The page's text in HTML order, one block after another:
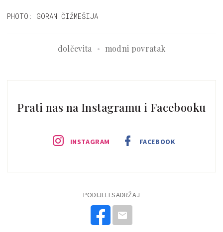
PHOTO: GORAN ČIŽMEŠIJA
dolčevita modni povratak
Prati nas na Instagramu i Facebooku
INSTAGRAM FACEBOOK
PODIJELI SADRŽAJ